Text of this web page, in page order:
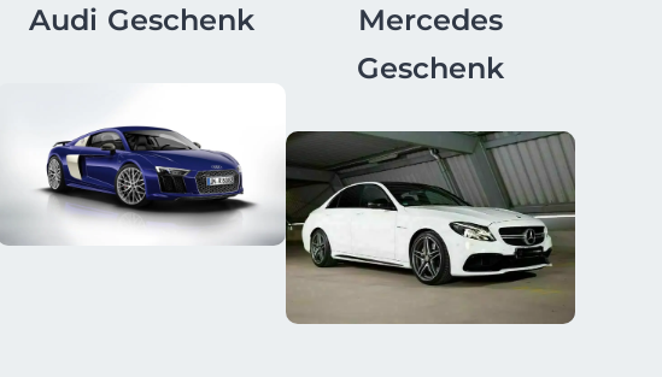
Audi Geschenk
Mercedes
Geschenk